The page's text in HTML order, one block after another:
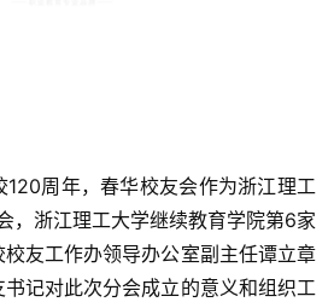
周年，春华校友会作为浙江理工
，浙江理工大学继续教育学院第6家
友工作办领导办公室副主任谭立章
记对此次分会成立的意义和组织工